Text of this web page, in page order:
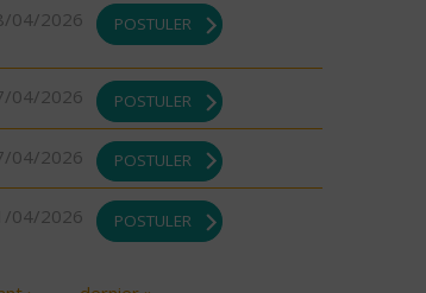
04/2026 POSTULER
04/2026 POSTULER
04/2026 POSTULER
04/2026 POSTULER